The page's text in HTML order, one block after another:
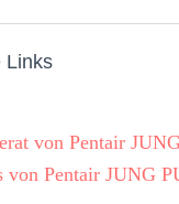
Links
von Pentair
von Pentair JUNG